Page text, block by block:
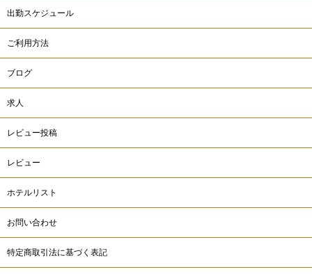
出勤スケジュール
ご利用方法
ブログ
求人
レビュー投稿
レビュー
ホテルリスト
お問い合わせ
特定商取引法に基づく表記